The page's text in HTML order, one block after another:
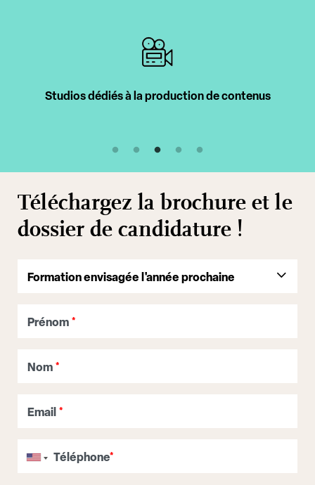
Studios dédiés à la production de contenus
Téléchargez la brochure et le
dossier de candidature !
Prénom *
Nom *
Email *
Téléphone*